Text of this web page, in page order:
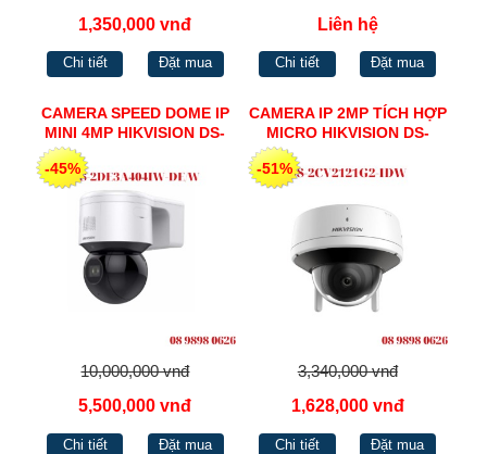
1,350,000 vnđ
Chi tiết Đặt mua
Liên hệ
Chi tiết Đặt mua
CAMERA SPEED DOME IP
MINI 4MP HIKVISION DS-
2DE3A404IW-DE/W
-45%
10,000,000 vnđ
5,500,000 vnđ
Chi tiết Đặt mua
CAMERA IP 2MP TÍCH HỢP
MICRO HIKVISION DS-
2CV2121G2-IDW
-51%
3,340,000 vnđ
1,628,000 vnđ
Chi tiết Đặt mua